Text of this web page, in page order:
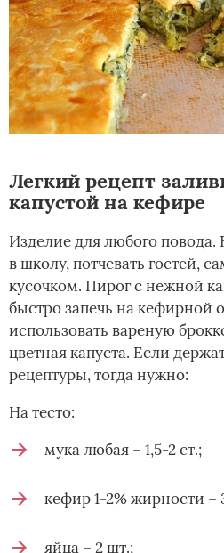
Легкий рецепт
капустой на кефире
Изделие для любого повода.
в школу, потчевать гостей,
кусочком. Пирог с нежной
быстро запечь на кефирной
использовать вареную
цветная капуста. Если
рецептуры, тогда нужно:
На тесто:
мука любая – 1,5-2 ст.;
кефир 1-2% жирности –
яйца – 2 шт.;